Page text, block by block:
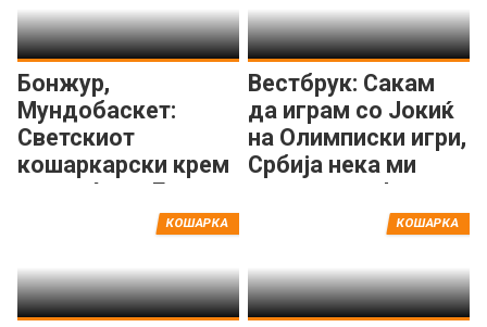
Бонжур,
Мундобаскет:
Светскиот
кошаркарски крем
се враќа во Европа
Вестбрук: Сакам
да играм со Јокиќ
на Олимписки игри,
Србија нека ми
даде пасош!
КОШАРКА КОШАРКА